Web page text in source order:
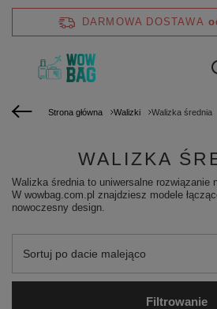
DARMOWA DOSTAWA
Strona główna Walizki Walizka średnia
WALIZKA
Walizka średnia to uniwersalne rozwiązanie
W wowbag.com.pl znajdziesz modele
nowoczesny design.
Zmień sortowanie
Sortuj po dacie malejąco
Filtrowanie